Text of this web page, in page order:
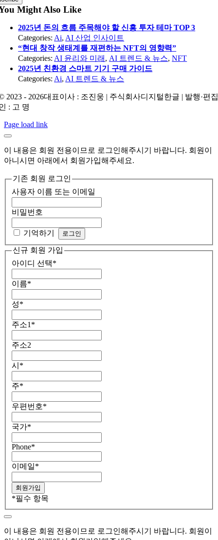
Might Also Like
2025년 돈의 흐름 주목해야 할 신흥 투자 테마 TOP 3
Categories:Ai,AI 산업 인사이트
“현대 창작 생태계를 재편하는 NFT의 영향력”
Categories:AI 윤리와 미래 ,AI 트렌드 & 뉴스,NFT
2025년 친환경 스마트 기기 구매 가이드
Categories:Ai,AI 트렌드 & 뉴스
2023 - 2026대표이사 : 조진웅 | 주식회사디지털한글 | 발행·편
: 고 명
Page load link
이 내용은 회원 전용이므로 로그인해주시기 바랍니다. 회원이
아니시면 아래에서 회원가입해주세요.
기존 회원 로그인
사용자 이름 또는 이메일
비밀번호
기억하기
신규 회원 가입
아이디 선택*
이름*
성*
주소1 *
주소2
시 *
주*
우편번호*
국가*
Phone*
이메일*
*필수 항목
이 내용은 회원 전용이므로 로그인해주시기 바랍니다. 회원이